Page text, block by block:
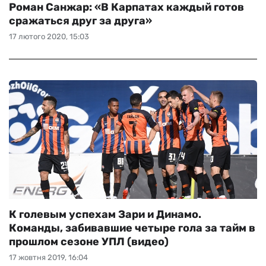
17 лютого 2020, 15:03
Роман Санжар: «В Карпатах каждый готов
сражаться друг за друга»
17 жовтня 2019, 16:04
К голевым успехам Зари и Динамо.
Команды, забивавшие четыре гола за тайм в
прошлом сезоне УПЛ (видео)